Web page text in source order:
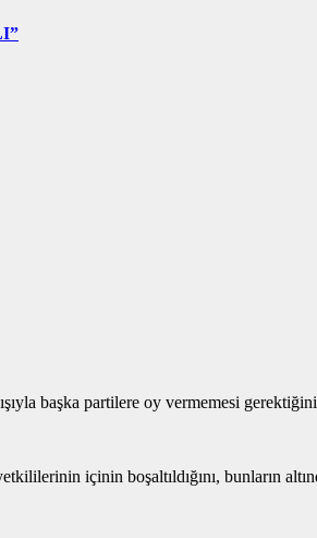
başka partilere oy vermemesi
içinin boşaltıldığını, bunların